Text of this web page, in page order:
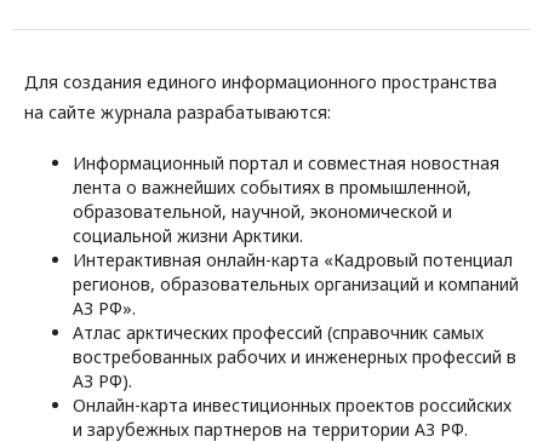
Для создания единого информационного пространства
на сайте журнала разрабатываются:
Информационный портал и совместная новостная
лента о важнейших событиях в промышленной,
образовательной, научной, экономической и
социальной жизни Арктики.
Интерактивная онлайн-карта «Кадровый потенциал
регионов, образовательных организаций и компаний
АЗ РФ».
Атлас арктических профессий (справочник самых
востребованных рабочих и инженерных профессий в
АЗ РФ).
Онлайн-карта инвестиционных проектов российских
и зарубежных партнеров на территории АЗ РФ.